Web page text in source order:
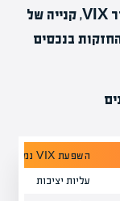
להשתמש באסטרטגיות דומות – מעקב אחר VIX, קנייה של
35, או הגדלת החזקות בנכסים
השפעת VIX נמוך
עליות יציבות